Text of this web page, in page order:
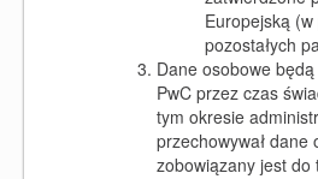
Europejską
pozostałych
Dane osobowe
PwC przez czas
tym okresie
przechowywał dane
zobowiązany jest do